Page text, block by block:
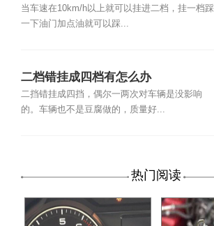
当车速在10km/h以上就可以挂进二档，挂一档踩
一下油门加点油就可以踩...
二档错挂成四档有怎么办
二挡错挂成四挡，偶尔一两次对车辆是没影响
的。车辆也不是豆腐做的，质量好...
热门阅读